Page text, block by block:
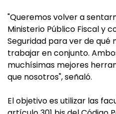
"Queremos volver a
Ministerio Público Fiscal y
Seguridad para ver de qué
trabajar en conjunto.
muchísimas mejores
que nosotros", señaló.
El objetivo es utilizar las